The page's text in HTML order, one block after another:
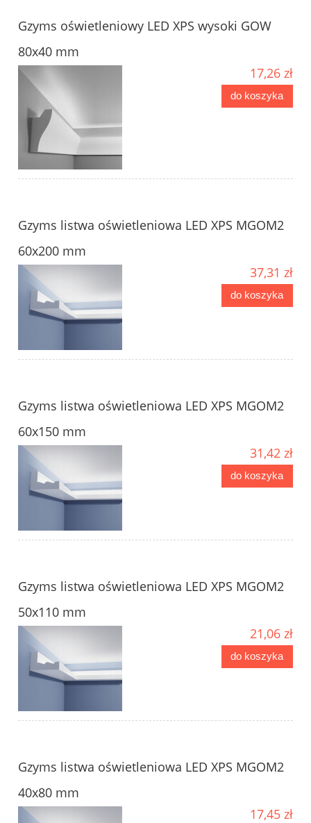
Gzyms oświetleniowy LED XPS wysoki GOW
80x40 mm
17,26 zł
do koszyka
Gzyms listwa oświetleniowa LED XPS MGOM2
60x200 mm
37,31 zł
do koszyka
Gzyms listwa oświetleniowa LED XPS MGOM2
60x150 mm
31,42 zł
do koszyka
Gzyms listwa oświetleniowa LED XPS MGOM2
50x110 mm
21,06 zł
do koszyka
Gzyms listwa oświetleniowa LED XPS MGOM2
40x80 mm
17,45 zł